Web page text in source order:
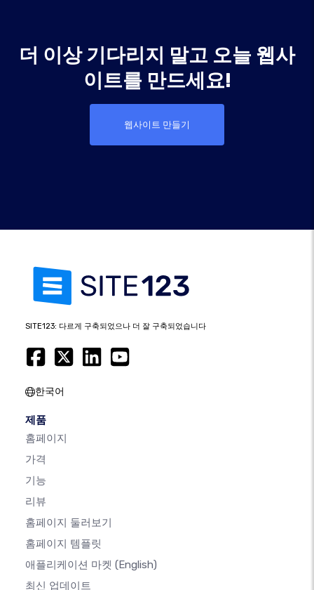
더 이상 기다리지 말고 오늘 웹사
이트를 만드세요!
웹사이트 만들기
SITE123: 다르게 구축되었으나 더 잘 구축되었습니다
한국어
제품
홈페이지
가격
기능
리뷰
홈페이지 둘러보기
홈페이지 템플릿
애플리케이션 마켓 (English)
최신 업데이트